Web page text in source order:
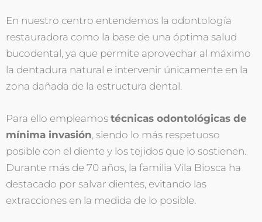
En nuestro centro entendemos la odontología
restauradora como la base de una óptima salud
bucodental, ya que permite aprovechar al máximo
la dentadura natural e intervenir únicamente en la
zona dañada de la estructura dental.
Para ello empleamos técnicas odontológicas de
mínima invasión, siendo lo más respetuoso
posible con el diente y los tejidos que lo sostienen.
Durante más de 70 años, la familia Vila Biosca ha
destacado por salvar dientes, evitando las
extracciones en la medida de lo posible.